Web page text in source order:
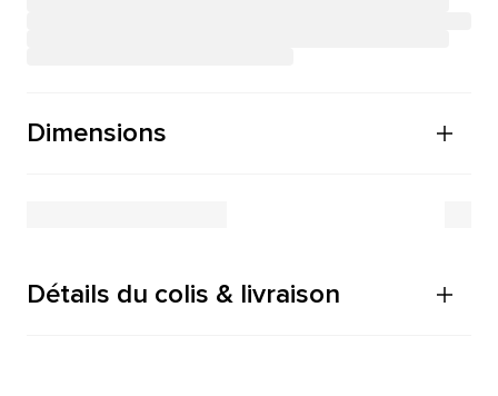
Dimensions
Détails du colis & livraison